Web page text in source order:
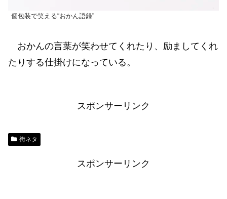
個包装で笑える“おかん語録”
おかんの言葉が笑わせてくれたり、励ましてくれ
たりする仕掛けになっている。
スポンサーリンク
街ネタ
スポンサーリンク